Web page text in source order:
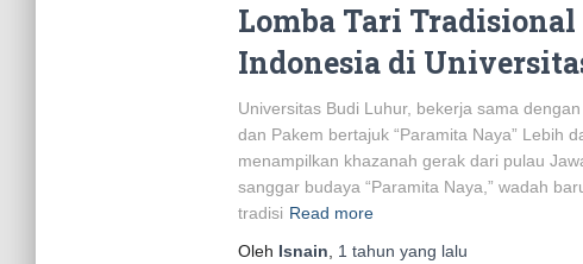
Lomba Tari Tradisional
Indonesia di
Universitas Budi Luhur, bekerja sama
dan Pakem bertajuk “Paramita Naya”
menampilkan khazanah gerak dari pulau
sanggar budaya “Paramita Naya,” wadah
tradisi Read more
Oleh Isnain 1 tahun yang lalu